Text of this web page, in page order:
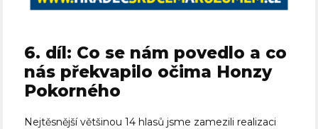
6. díl: Co se nám povedlo a co
nás překvapilo očima Honzy
Pokorného
Nejtěsnější většinou 14 hlasů jsme zamezili realizaci